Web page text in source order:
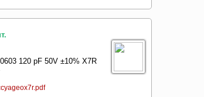
120 pF 50V ±10% X7R